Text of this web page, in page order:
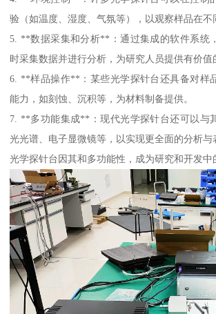
验（如温度、湿度、气氛等），以观察样品在不
5. **数据采集和分析**：通过集成的软件系统
时采集数据并进行分析，为研究人员提供有价值
6. **样品操作**：某些光学探针台还具备对样
能力，如刻蚀、沉积等，为材料制备提供。
7. **多功能集成**：现代光学探针台还可以与
光光谱、电子显微镜等，以实现更全面的分析与
光学探针台因其和多功能性，成为研究和开发中